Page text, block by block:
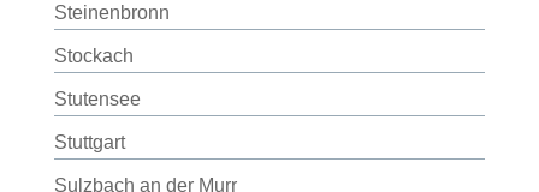
Steinenbronn
Stockach
Stutensee
Stuttgart
Sulzbach an der Murr